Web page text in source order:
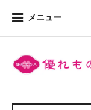
メニュー